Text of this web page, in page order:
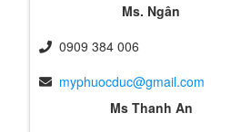
Ms. Ngân
0909 384 006
myphuocduc@gmail.com
Ms Thanh An